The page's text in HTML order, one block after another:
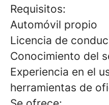
Requisitos:
Automóvil propio
Licencia de
Conocimiento del
Experiencia en el
herramientas de